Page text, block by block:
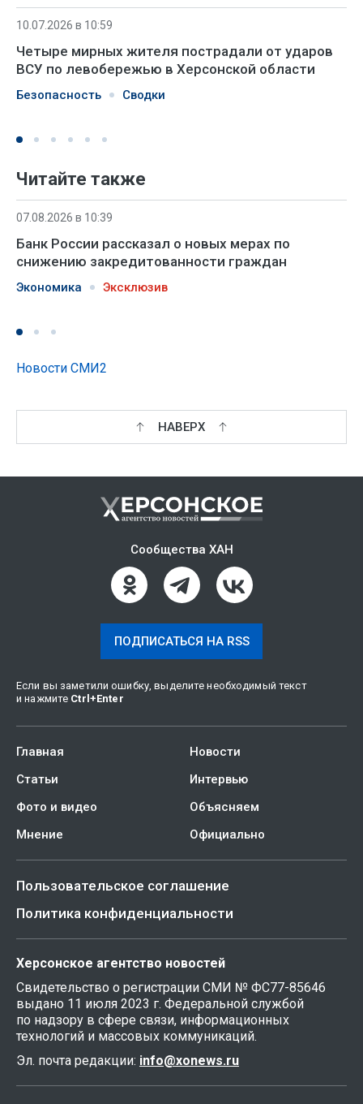
10.07.2026 в 10:59
Четыре мирных жителя пострадали от ударов
ВСУ по левобережью в Херсонской области
Безопасность Сводки
Читайте также
07.08.2026 в 10:39
Банк России рассказал о новых мерах по
снижению закредитованности граждан
Экономика Эксклюзив
Новости СМИ2
НАВЕРХ
Сообщества ХАН
ПОДПИСАТЬСЯ НА RSS
Если вы заметили ошибку, выделите необходимый текст
и нажмите Ctrl +Enter
Главная
Новости
Статьи
Интервью
Фото и видео
Объясняем
Мнение
Официально
Пользовательское соглашение
Политика конфиденциальности
Херсонское агентство новостей
Свидетельство о регистрации СМИ № ФС77-85646
выдано 11 июля 2023 г. Федеральной службой
по надзору в сфере связи, информационных
технологий и массовых коммуникаций.
Эл. почта редакции: info@xonews.ru